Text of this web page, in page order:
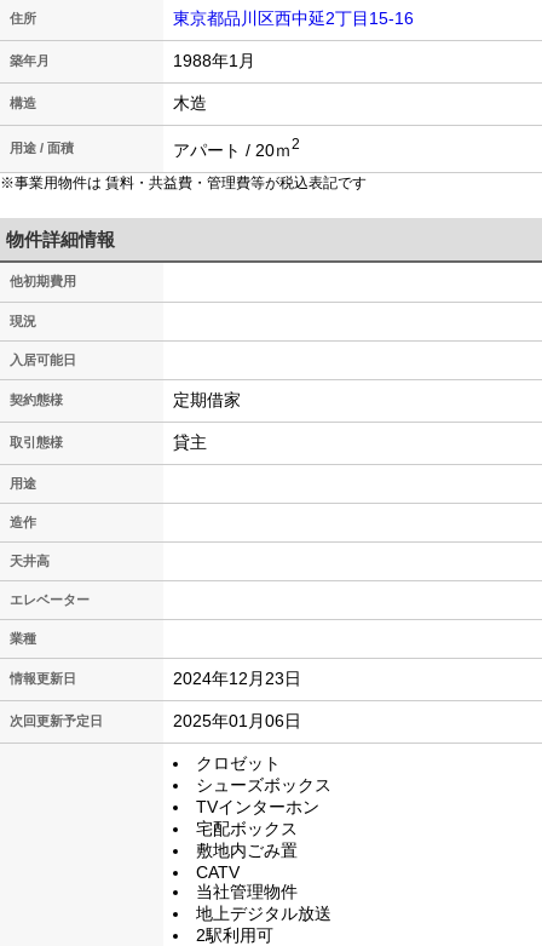
住所 東京都品川区西中延2丁目15-16
築年月 1988年1月
構造 木造
用途 / 面積 アパート / 20ｍ2
※事業用物件は 賃料・共益費・管理費等が税込表記です
物件詳細情報
他初期費用
現況
入居可能日
契約態様 定期借家
取引態様 貸主
用途
造作
天井高
エレベーター
業種
情報更新日 2024年12月23日
次回更新予定日 2025年01月06日
クロゼット
シューズボックス
TVインターホン
宅配ボックス
敷地内ごみ置
CATV
当社管理物件
地上デジタル放送
2駅利用可